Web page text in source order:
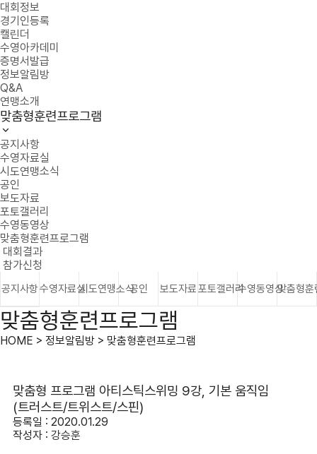
대회정보
경기인등록
캘린더
수영아카데미
증명서발급
정보알림방
Q&A
연맹소개
맞춤형훈련프로그램
공지사항
수영자료실
시도연맹소식
공인
보도자료
포토갤러리
수영동영상
맞춤형훈련프로그램
대회결과
참가신청
공지사항수영자료실시도연맹소식공인 보도자료포토갤러리수영동영상맞춤형훈
맞춤형훈련프로그램
HOME > 정보알림방 > 맞춤형훈련프로그램
맞춤형 프로그램 아티스틱스위밍 9강, 기본 움직임
(트러스트/트위스트/스핀)
등록일 : 2020.01.29
작성자 : 강승훈